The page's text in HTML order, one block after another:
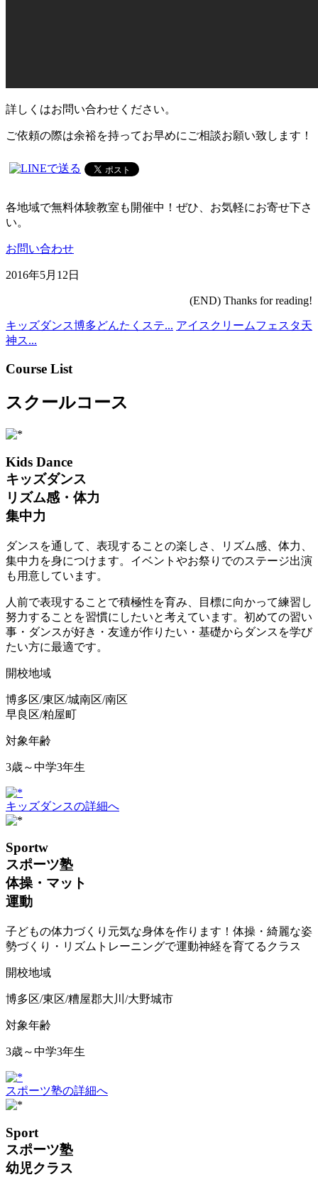
詳しくはお問い合わせください。
ご依頼の際は余裕を持ってお早めにご相談お願い致します！
各地域で無料体験教室も開催中！ぜひ、お気軽にお寄せ下さ
い。
お問い合わせ
2016年5月12日
(END) Thanks for reading!
キッズダンス博多どんたくステ... アイスクリームフェスタ天
神ス...
Course List
スクールコース
Kids Dance
キッズダンス
リズム感・体力
集中力
ダンスを通して、表現することの楽しさ、リズム感、体力、
集中力を身につけます。イベントやお祭りでのステージ出演
も用意しています。
人前で表現することで積極性を育み、目標に向かって練習し
努力することを習慣にしたいと考えています。初めての習い
事・ダンスが好き・友達が作りたい・基礎からダンスを学び
たい方に最適です。
開校地域
博多区/東区/城南区/南区
早良区/粕屋町
対象年齢
3歳～中学3年生
キッズダンスの詳細へ
Sportw
スポーツ塾
体操・マット
運動
子どもの体力づくり元気な身体を作ります！体操・綺麗な姿
勢づくり・リズムトレーニングで運動神経を育てるクラス
開校地域
博多区/東区/糟屋郡大川/大野城市
対象年齢
3歳～中学3年生
スポーツ塾の詳細へ
Sport
スポーツ塾
幼児クラス